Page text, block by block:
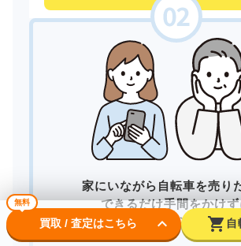
家にいながら自転車を売り
できるだけ手間をかけず
買取してもらいたい。
無料
買取 / 査定はこちら keyboard_arrow_down shopping_cart